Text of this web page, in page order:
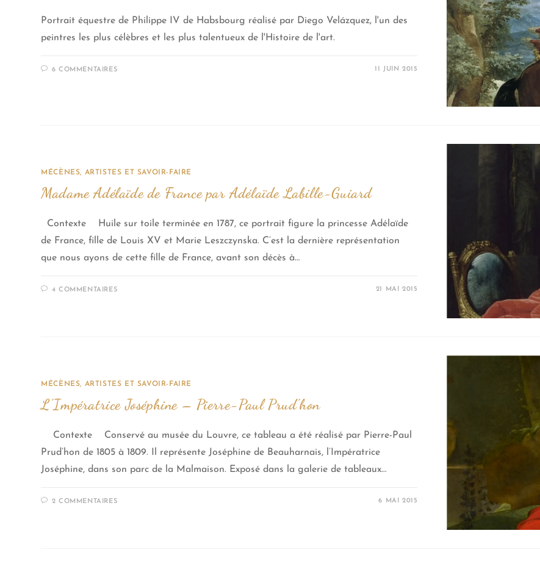
Portrait équestre de Philippe IV de Habsbourg réalisé par Diego Velázquez, l'un des
peintres les plus célèbres et les plus talentueux de l'Histoire de l'art.
6 COMMENTAIRES 11 JUIN 2015
MÉCÈNES, ARTISTES ET SAVOIR-FAIRE
Madame Adélaïde de France par Adélaïde Labille-Guiard
Contexte Huile sur toile terminée en 1787, ce portrait figure la princesse Adélaïde
de France, fille de Louis XV et Marie Leszczynska. C’est la dernière représentation
que nous ayons de cette fille de France, avant son décès à…
4 COMMENTAIRES 21 MAI 2015
MÉCÈNES, ARTISTES ET SAVOIR-FAIRE
L’Impératrice Joséphine – Pierre-Paul Prud’hon
Contexte Conservé au musée du Louvre, ce tableau a été réalisé par Pierre-Paul
Prud’hon de 1805 à 1809. Il représente Joséphine de Beauharnais, l’Impératrice
Joséphine, dans son parc de la Malmaison. Exposé dans la galerie de tableaux…
2 COMMENTAIRES 6 MAI 2015